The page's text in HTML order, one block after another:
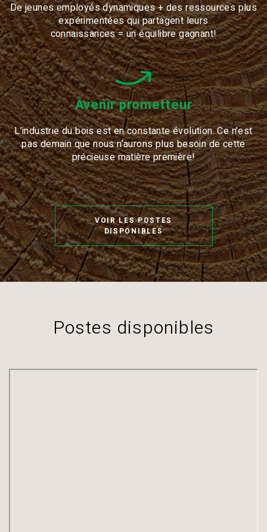
De jeunes employés dynamiques + des ressources plus
expérimentées qui partagent leurs
connaissances = un équilibre gagnant!
Avenir prometteur
L’industrie du bois est en constante évolution. Ce n’est
pas demain que nous n’aurons plus besoin de cette
précieuse matière première!
VOIR LES POSTES
DISPONIBLES
Postes disponibles